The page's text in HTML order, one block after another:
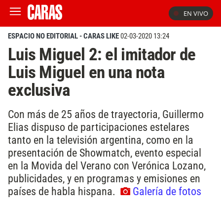
EN VIVO
ESPACIO NO EDITORIAL - CARAS LIKE02-03-2020 13:24
Luis Miguel 2: el imitador de
Luis Miguel en una nota
exclusiva
Con más de 25 años de trayectoria, Guillermo
Elias dispuso de participaciones estelares
tanto en la televisión argentina, como en la
presentación de Showmatch, evento especial
en la Movida del Verano con Verónica Lozano,
publicidades, y en programas y emisiones en
países de habla hispana.
Galería de fotos